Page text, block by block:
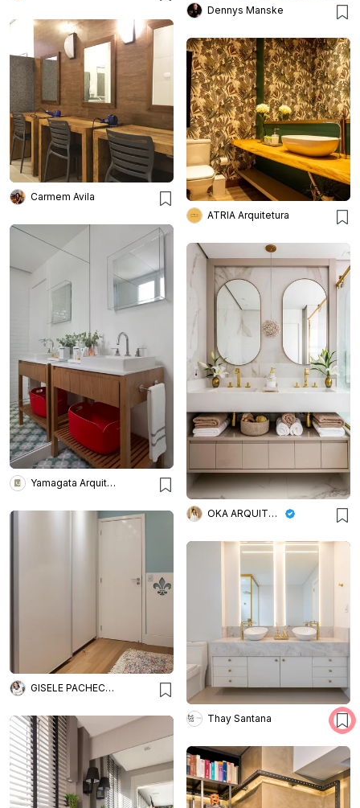
Dennys Manske
Carmem Avila
ATRIA Arquitetura
Yamagata Arquitetura
OKA ARQUITETURA
GISELE PACHECO ARQUITETURA E INTERIORES
Thay Santana